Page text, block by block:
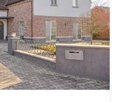
2
679 m²